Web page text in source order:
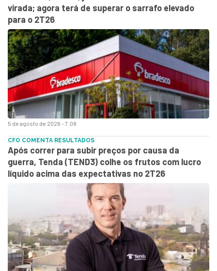
5 de agosto de 2026 - 7:08
virada; agora terá de superar o sarrafo elevado
para o 2T26
CFO COMENTA RESULTADOS
Após correr para subir preços por causa da
guerra, Tenda (TEND3) colhe os frutos com lucro
líquido acima das expectativas no 2T26